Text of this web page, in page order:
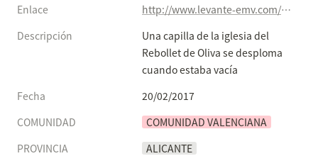
Enlace
http://www.levante-emv.com/costera/2017/02/21/capilla-iglesia-rebollet-oliva-desploma/1531637.html
Descripción
Una capilla de la iglesia del
Rebollet de Oliva se desploma
cuando estaba vacía
Fecha
20/02/2017
COMUNIDAD
COMUNIDAD VALENCIANA
PROVINCIA
ALICANTE